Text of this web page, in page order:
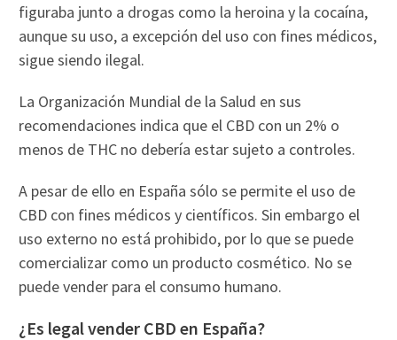
figuraba junto a drogas como la heroina y la cocaína,
aunque su uso, a excepción del uso con fines médicos,
sigue siendo ilegal.
La Organización Mundial de la Salud en sus
recomendaciones indica que el CBD con un 2% o
menos de THC no debería estar sujeto a controles.
A pesar de ello en España sólo se permite el uso de
CBD con fines médicos y científicos. Sin embargo el
uso externo no está prohibido, por lo que se puede
comercializar como un producto cosmético. No se
puede vender para el consumo humano.
¿Es legal vender CBD en España?